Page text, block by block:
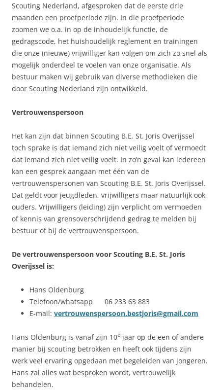
Scouting Nederland, afgesproken dat de eerste drie
maanden een proefperiode zijn. In die proefperiode
zoomen we o.a. in op de inhoudelijk functie, de
gedragscode, het huishoudelijk reglement en trainingen
die onze (nieuwe) vrijwilliger kan volgen om zich zo snel als
mogelijk onderdeel te voelen van onze organisatie. Als
bestuur maken wij gebruik van diverse methodieken die
door Scouting Nederland zijn ontwikkeld.
Vertrouwenspersoon
Het kan zijn dat binnen Scouting B.E. St. Joris Overijssel
toch sprake is dat iemand zich niet veilig voelt of vermoedt
dat iemand zich niet veilig voelt. In zo’n geval kan iedereen
kan een gesprek aangaan met één van de
vertrouwenspersonen van Scouting B.E. St. Joris Overijssel.
Dat geldt voor jeugdleden, vrijwilligers maar natuurlijk ook
ouders. Vrijwilligers (leiding) zijn verplicht om vermoeden
of kennis van grensoverschrijdend gedrag te melden bij
bestuur of bij de vertrouwenspersoon.
De vertrouwenspersoon voor Scouting B.E. St. Joris
Overijssel is:
Hans Oldenburg
Telefoon/whatsapp 06 233 63 883
E-mail: vertrouwenspersoon.bestjoris@gmail.com
Hans Oldenburg is vanaf zijn 10e jaar op de een of andere
manier bij scouting betrokken en heeft ook tijdens zijn
werk veel ervaring opgedaan met begeleiden van jongeren.
Hans zal alles wat besproken wordt, vertrouwelijk
behandelen.